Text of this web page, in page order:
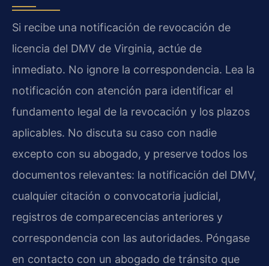
Si recibe una notificación de revocación de
licencia del DMV de Virginia, actúe de
inmediato. No ignore la correspondencia. Lea la
notificación con atención para identificar el
fundamento legal de la revocación y los plazos
aplicables. No discuta su caso con nadie
excepto con su abogado, y preserve todos los
documentos relevantes: la notificación del DMV,
cualquier citación o convocatoria judicial,
registros de comparecencias anteriores y
correspondencia con las autoridades. Póngase
en contacto con un abogado de tránsito que